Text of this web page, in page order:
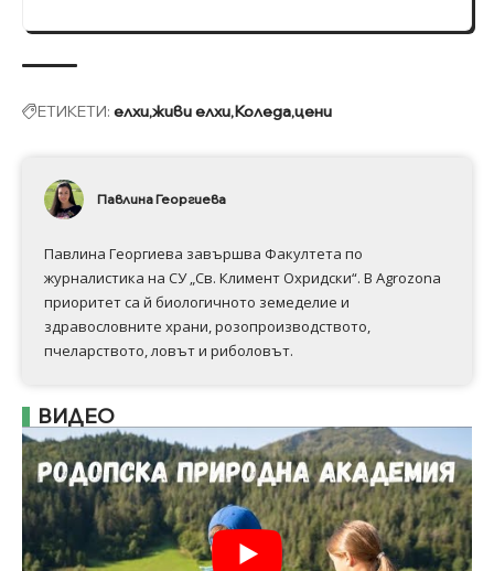
ЕТИКЕТИ: елхиживи елхи Коледацени
Павлина Георгиева
Павлина Георгиева завършва Факултета по
журналистика на СУ „Св. Климент Охридски“. В Аgrozona
приоритет са й биологичното земеделие и
здравословните храни, розопроизводството,
пчеларството, ловът и риболовът.
ВИДЕО